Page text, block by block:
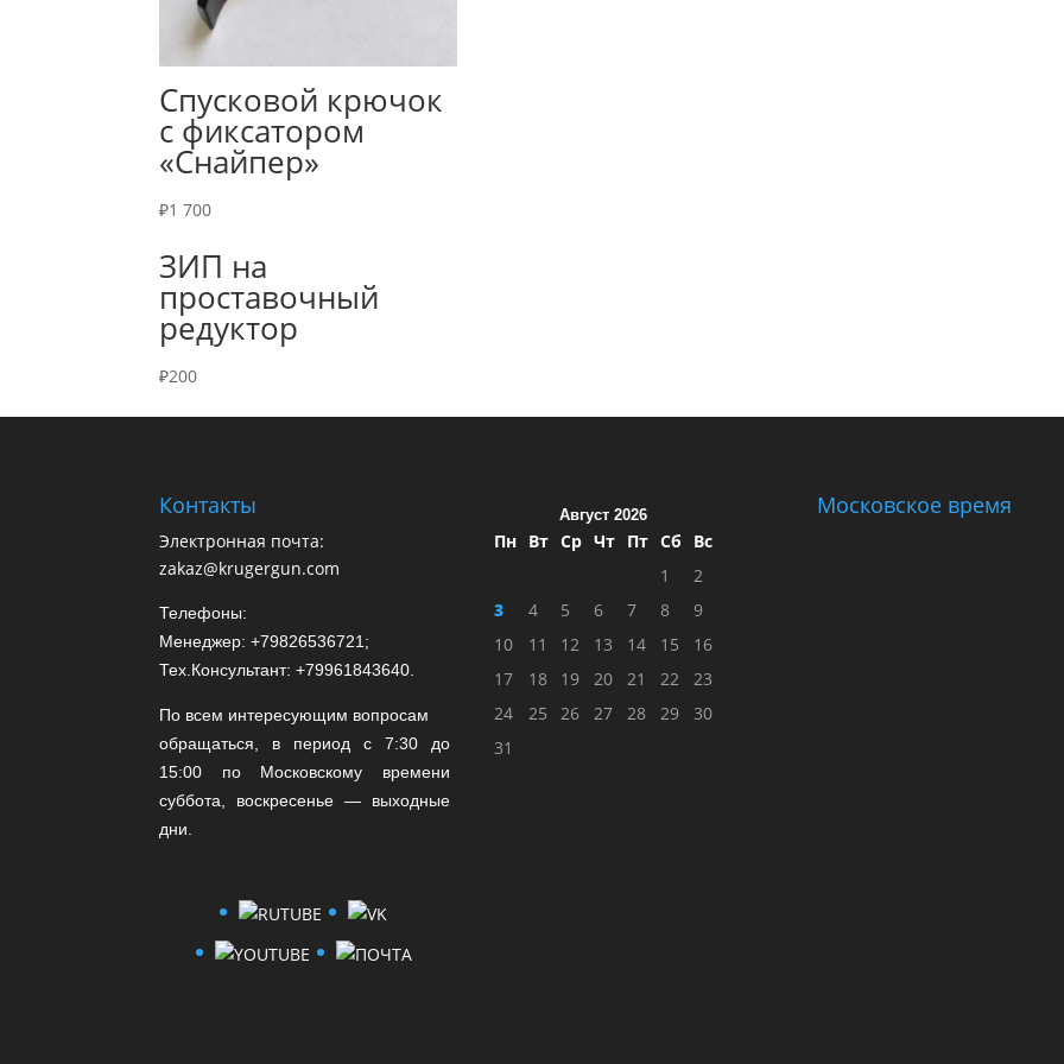
Спусковой крючок
с фиксатором
«Снайпер»
₽1 700
ЗИП на
проставочный
редуктор
₽200
Контакты
Электронная почта:
zakaz@krugergun.com
Телефоны:
Менеджер: +79826536721;
Тех.Консультант: +79961843640.
По всем интересующим вопросам
обращаться, в период с 7:30 до
15:00 по Московскому времени
суббота, воскресенье — выходные
дни.
Август 2026
Пн Вт Ср Чт Пт Сб
Вс
1
2
3
4 5 6 7 8
9
10
11 12 13 14 15
16
17
18 19 20 21 22
23
24
25 26 27 28 29
30
31
Московское время